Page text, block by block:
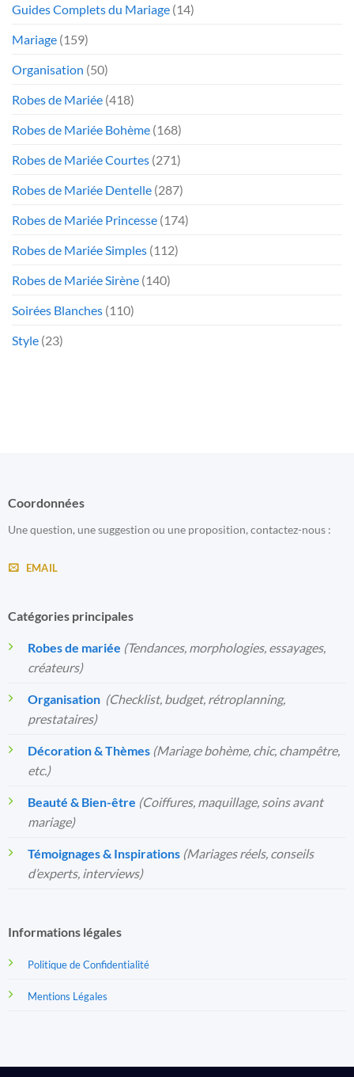
Guides Complets du Mariage (14)
Mariage (159)
Organisation (50)
Robes de Mariée (418)
Robes de Mariée Bohème (168)
Robes de Mariée Courtes (271)
Robes de Mariée Dentelle (287)
Robes de Mariée Princesse (174)
Robes de Mariée Simples (112)
Robes de Mariée Sirène (140)
Soirées Blanches (110)
Style (23)
Coordonnées
Une question, une suggestion ou une proposition, contactez-nous :
EMAIL
Catégories principales
Robes de mariée (Tendances, morphologies, essayages,
créateurs)
Organisation️ (Checklist, budget, rétroplanning,
prestataires)
Décoration & Thèmes (Mariage bohème, chic, champêtre,
etc.)
Beauté & Bien-être (Coiffures, maquillage, soins avant
mariage)
Témoignages & Inspirations (Mariages réels, conseils
d’experts, interviews)
Informations légales
Politique de Confidentialité
Mentions Légales